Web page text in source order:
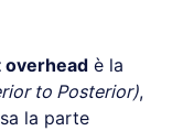
overhead è la
to Posterior),
la parte